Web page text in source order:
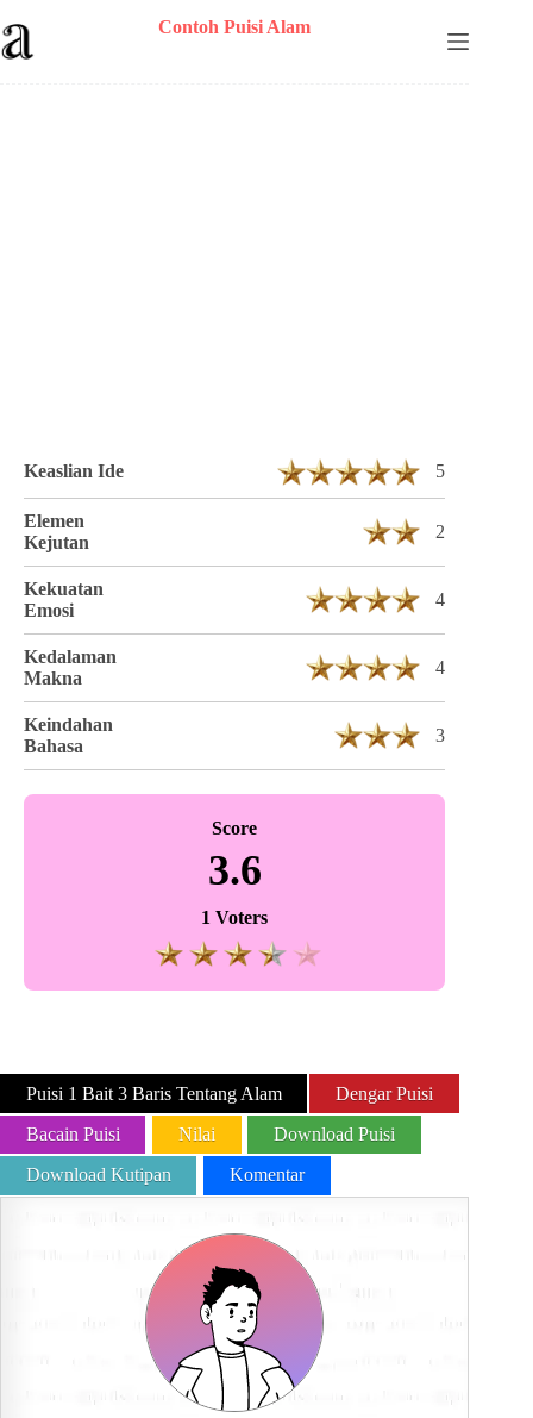
to
content
Contoh Puisi Alam
Keaslian Ide 5
Elemen
Kejutan
2
Kekuatan
Emosi
4
Kedalaman
Makna
4
Keindahan
Bahasa
3
Score
3.6
1 Voters
Puisi 1 Bait 3 Baris Tentang Alam Dengar Puisi
Bacain Puisi Nilai Download Puisi
Download Kutipan Komentar